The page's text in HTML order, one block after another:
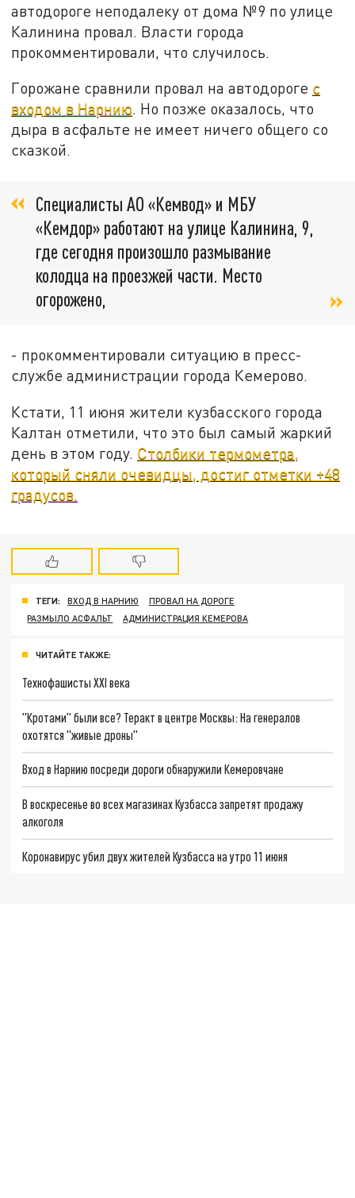
автодороге неподалеку от дома №9 по улице
Калинина провал. Власти города
прокомментировали, что случилось.
Горожане сравнили провал на автодороге с
входом в Нарнию. Но позже оказалось, что
дыра в асфальте не имеет ничего общего со
сказкой.
Специалисты АО «Кемвод» и МБУ
«Кемдор» работают на улице Калинина, 9,
где сегодня произошло размывание
колодца на проезжей части. Место
огорожено,
- прокомментировали ситуацию в пресс-
службе администрации города Кемерово.
Кстати, 11 июня жители кузбасского города
Калтан отметили, что это был самый жаркий
день в этом году. Столбики термометра,
который сняли очевидцы, достиг отметки +48
градусов.
ТЕГИ: ВХОД В НАРНИЮ
ПРОВАЛ НА ДОРОГЕ
РАЗМЫЛО АСФАЛЬТ
АДМИНИСТРАЦИЯ КЕМЕРОВА
ЧИТАЙТЕ ТАКЖЕ:
Технофашисты XXI века
"Кротами" были все? Теракт в центре Москвы: На генералов
охотятся "живые дроны"
Вход в Нарнию посреди дороги обнаружили Кемеровчане
В воскресенье во всех магазинах Кузбасса запретят продажу
алкоголя
Коронавирус убил двух жителей Кузбасса на утро 11 июня